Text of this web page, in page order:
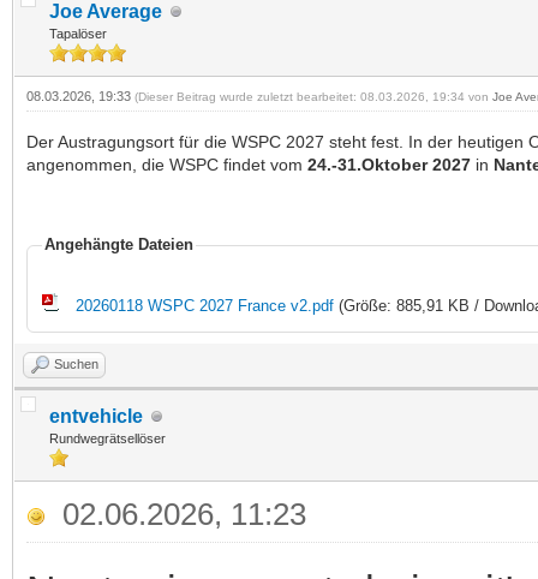
Joe Average
Tapalöser
08.03.2026, 19:33 (Dieser Beitrag wurde zuletzt bearbeitet: 08.03.2026, 19:34 von Joe
Der Austragungsort für die WSPC 2027 steht fest. In der
angenommen, die WSPC findet vom 24.-31.Oktober 2027 in
Angehängte Dateien
20260118 WSPC 2027 France v2.pdf (Größe: 885,91 KB /
Suchen
entvehicle
Rundwegrätsellöser
02.06.2026, 11:23